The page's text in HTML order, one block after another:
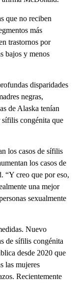
que no reciben
más
trastornos por
bajos y menos
disparidades
negras,
de Alaska tenían
sífilis congénita que
los casos de sífilis
los casos de
“Y creo que por eso,
una mejor
sexualmente
Nuevo
de sífilis congénita
desde 2020 que
las mujeres
Recientemente